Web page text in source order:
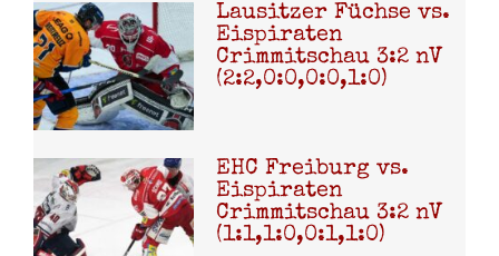
Lausitzer Füchse vs.
Eispiraten
Crimmitschau 3:2 nV
(2:2,0:0,0:0,1:0)
EHC Freiburg vs.
Eispiraten
Crimmitschau 3:2 nV
(1:1,1:0,0:1,1:0)